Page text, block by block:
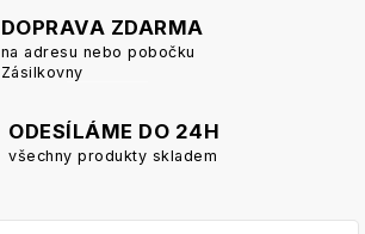
DOPRAVA ZDARMA
na adresu nebo pobočku
Zásilkovny
ODESÍLÁME DO 24H
všechny produkty skladem